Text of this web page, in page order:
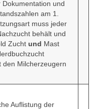
Dokumentation und
am 1.
muss jeder
behält und
Zucht und Mast
den Milcherzeugern
Auflistung der